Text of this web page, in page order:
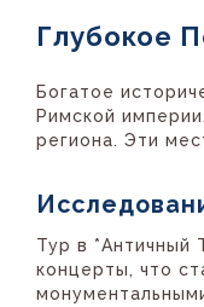
Глубокое
Богатое
Римской
региона. Эти
Тур в *Античный
концерты, что